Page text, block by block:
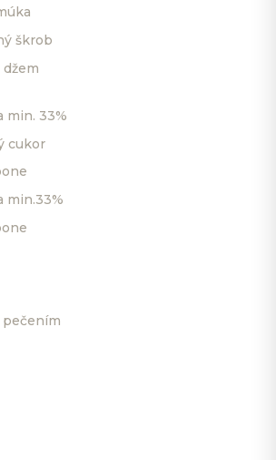
škrob
džem
min. 33%
cukor
min.33%